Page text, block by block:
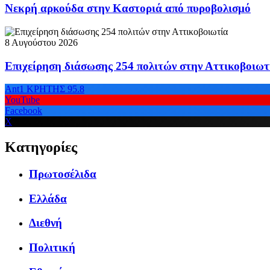
Νεκρή αρκούδα στην Καστοριά από πυροβολισμό
8 Αυγούστου 2026
Επιχείρηση διάσωσης 254 πολιτών στην
Ant1 ΚΡΗΤΗΣ 95.8
YouTube
Facebook
X
Κατηγορίες
Πρωτοσέλιδα
Ελλάδα
Διεθνή
Πολιτική